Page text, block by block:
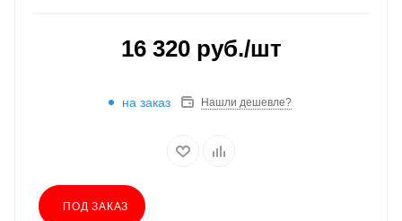
16 320руб./шт
на заказ Нашли дешевле?
ПОД ЗАКАЗ